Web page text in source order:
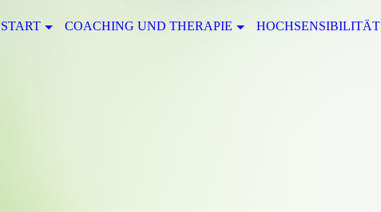
START COACHING UND THERAPIE HOCHSENSIBILITÄT